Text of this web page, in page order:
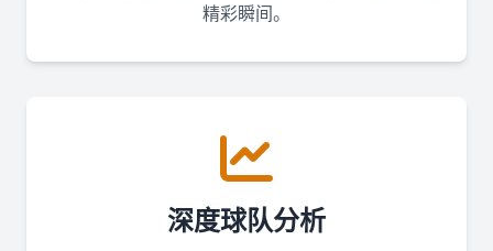
精彩瞬间。
深度球队分析